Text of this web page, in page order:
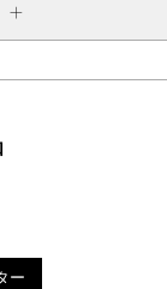
ー